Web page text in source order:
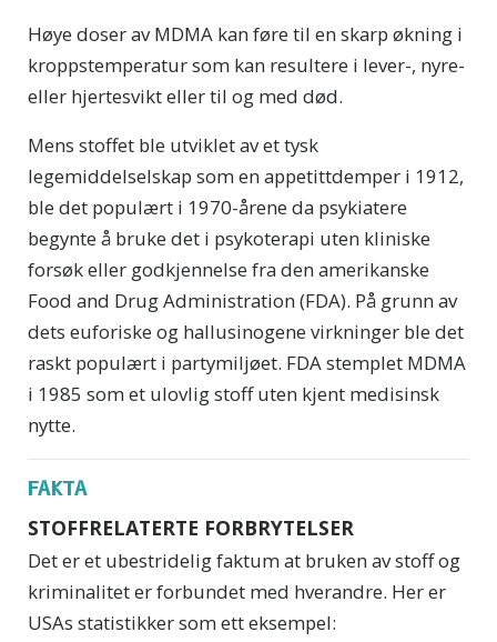
Høye doser av MDMA kan føre til en skarp økning i
kroppstemperatur som kan resultere i lever-, nyre-
eller hjertesvikt eller til og med død.
Mens stoffet ble utviklet av et tysk
legemiddelselskap som en appetittdemper i 1912,
ble det populært i 1970-årene da psykiatere
begynte å bruke det i psykoterapi uten kliniske
forsøk eller godkjennelse fra den amerikanske
Food and Drug Administration (FDA). På grunn av
dets euforiske og hallusinogene virkninger ble det
raskt populært i partymiljøet. FDA stemplet MDMA
i 1985 som et ulovlig stoff uten kjent medisinsk
nytte.
FAKTA
STOFFRELATERTE FORBRYTELSER
Det er et ubestridelig faktum at bruken av stoff og
kriminalitet er forbundet med hverandre. Her er
USAs statistikker som ett eksempel: